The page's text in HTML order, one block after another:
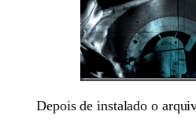
Depois de instalado o